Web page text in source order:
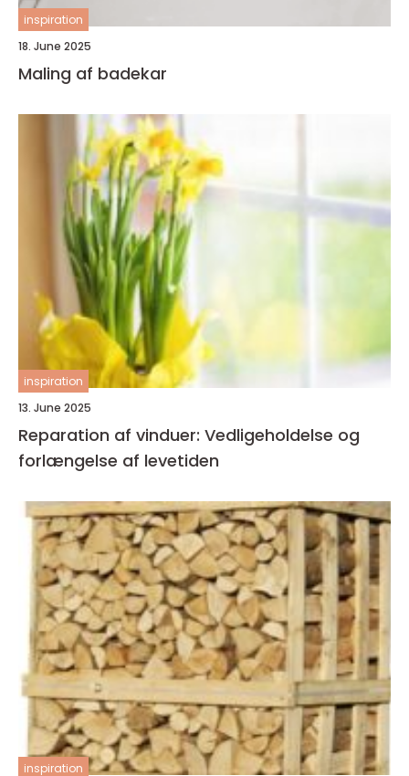
inspiration
18. June 2025
Maling af badekar
inspiration
13. June 2025
Reparation af vinduer: Vedligeholdelse og
forlængelse af levetiden
inspiration